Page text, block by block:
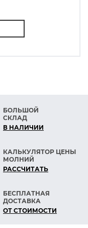
БОЛЬШОЙ
СКЛАД
В НАЛИЧИИ
КАЛЬКУЛЯТОР ЦЕНЫ
МОЛНИЙ
РАСCЧИТАТЬ
БЕСПЛАТНАЯ
ДОСТАВКА
ОТ СТОИМОСТИ